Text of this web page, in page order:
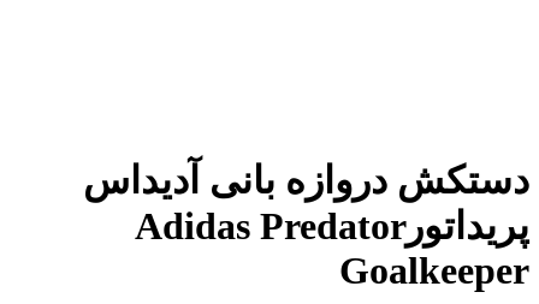
دستکش دروازه بانی آدیداس
پریداتورAdidas Predator
Goalkeeper